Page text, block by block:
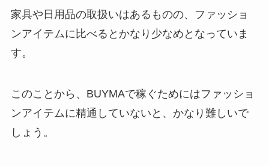
家具や日用品の取扱いはあるものの、ファッショ
ンアイテムに比べるとかなり少なめとなっていま
す。
このことから、BUYMAで稼ぐためにはファッショ
ンアイテムに精通していないと、かなり難しいで
しょう。